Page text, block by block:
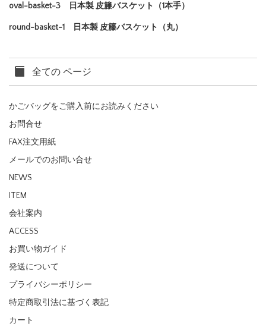
oval-basket-3 日本製 皮籐バスケット（1本手）
round-basket-1 日本製 皮籐バスケット（丸）
全ての ページ
かごバッグをご購入前にお読みください
お問合せ
FAX注文用紙
メールでのお問い合せ
NEWS
ITEM
会社案内
ACCESS
お買い物ガイド
発送について
プライバシーポリシー
特定商取引法に基づく表記
カート